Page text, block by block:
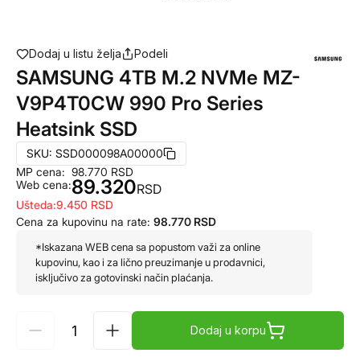
Dodaj u listu želja Podeli
SAMSUNG 4TB M.2 NVMe MZ-
V9P4T0CW 990 Pro Series
Heatsink SSD
SKU: SSD000098A00000
MP cena:
Web cena:
98.770 RSD
89.320RSD
Ušteda:9.450 RSD
Cena za kupovinu na rate: 98.770 RSD
*Iskazana WEB cena sa popustom važi za online
kupovinu, kao i za lično preuzimanje u prodavnici,
isključivo za gotovinski način plaćanja.
Dodaj u korpu